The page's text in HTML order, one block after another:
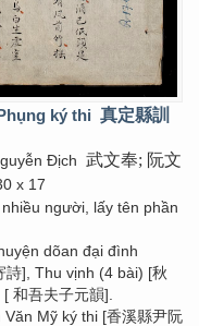
ký thi 真定縣訓
Địch 武文奉; 阮文
x 17
người, lấy tên phần
dõan đại đình
詩], Thu vịnh (4 bài) [秋
和吾夫子元韻].
Mỹ ký thi [香溪縣尹阮